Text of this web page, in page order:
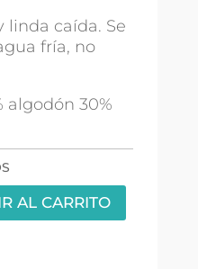
linda caída. Se
fría, no
algodón 30%
AL CARRITO